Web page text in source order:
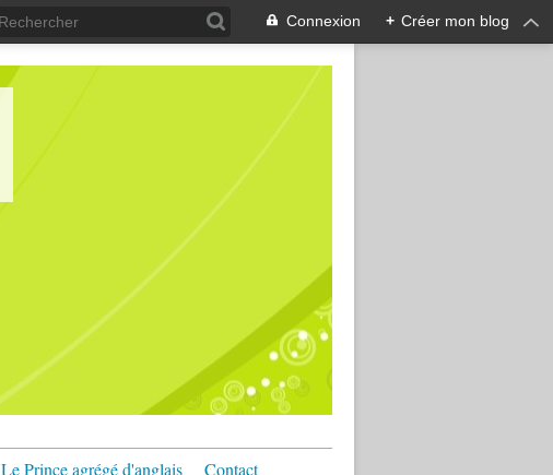
Connexion + Créer mon blog
Le Prince agrégé d'anglais Contact